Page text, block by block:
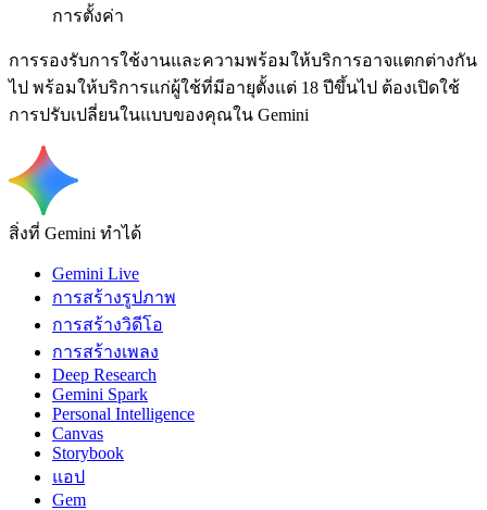
การตั้งค่า
การรองรับการใช้งานและความพร้อมให้บริการอาจแตกต่างกัน
ไป พร้อมให้บริการแก่ผู้ใช้ที่มีอายุตั้งแต่ 18 ปีขึ้นไป ต้องเปิดใช้
การปรับเปลี่ยนในแบบของคุณใน Gemini
สิ่งที่ Gemini ทำได้
Gemini Live
การสร้างรูปภาพ
การสร้างวิดีโอ
การสร้างเพลง
Deep Research
Gemini Spark
Personal Intelligence
Canvas
Storybook
แอป
Gem